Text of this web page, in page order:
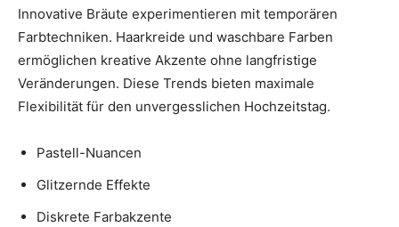
Innovative Bräute experimentieren mit temporären
Farbtechniken. Haarkreide und waschbare Farben
ermöglichen kreative Akzente ohne langfristige
Veränderungen. Diese Trends bieten maximale
Flexibilität für den unvergesslichen Hochzeitstag.
Pastell-Nuancen
Glitzernde Effekte
Diskrete Farbakzente